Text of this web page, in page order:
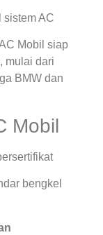
sistem AC
Mobil siap
mulai dari
BMW dan
Mobil
bengkel